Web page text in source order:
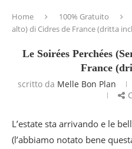
Home 100% Gratuito
alto) di Cidres de France (dritta
Le Soirées Perchées
France
scritto da Melle Bon Plan
L’estate sta arrivando e le
(l’abbiamo notato bene